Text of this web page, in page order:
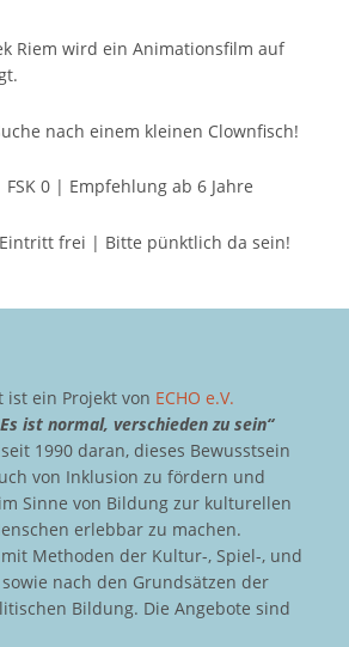
Riem wird ein Animationsfilm auf
nach einem kleinen Clownfisch!
0 | Empfehlung ab 6 Jahre
frei | Bitte pünktlich da sein!
ist ein Projekt von ECHO e.V.
ist normal, verschieden zu sein“
seit 1990 daran, dieses Bewusstsein
von Inklusion zu fördern und
Sinne von Bildung zur kulturellen
erlebbar zu machen.
Methoden der Kultur-, Spiel-, und
nach den Grundsätzen der
Bildung. Die Angebote sind